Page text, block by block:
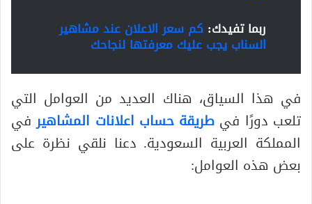
ربما تفيدك: كم سعر الاعلان عند مشاهير
السناب يجب عليك معرفتها لنجاحك
في هذا السياق، هناك العديد من العوامل التي
تلعب دورًا في طريقة حساب اعلانات المشاهيرفي
المملكة العربية السعودية. دعنا نلقي نظرة على
بعض هذه العوامل: